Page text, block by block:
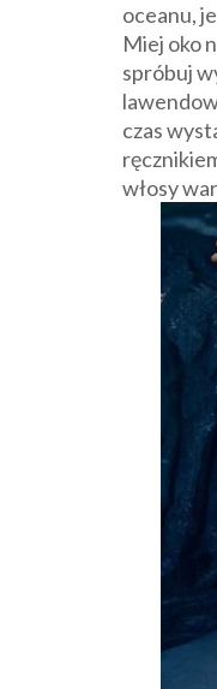
oceanu,
Miej oko
spróbuj
czas
włosy